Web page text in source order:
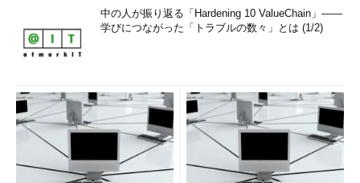
中の人が振り返る「Hardening 10 ValueChain」――
学びにつながった「トラブルの数々」とは (1/2)